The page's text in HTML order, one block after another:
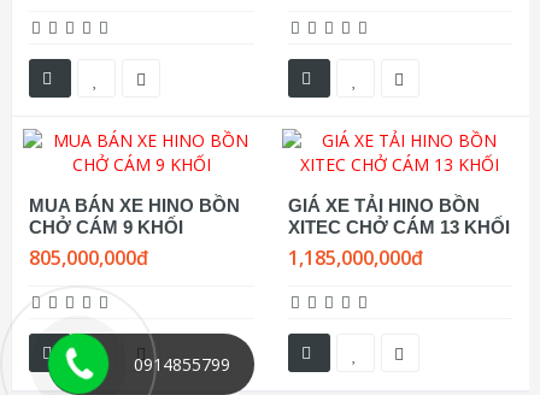
MUA BÁN XE HINO BỒN
CHỞ CÁM 9 KHỐI
805,000,000đ
GIÁ XE TẢI HINO BỒN
XITEC CHỞ CÁM 13 KHỐI
1,185,000,000đ
0914855799